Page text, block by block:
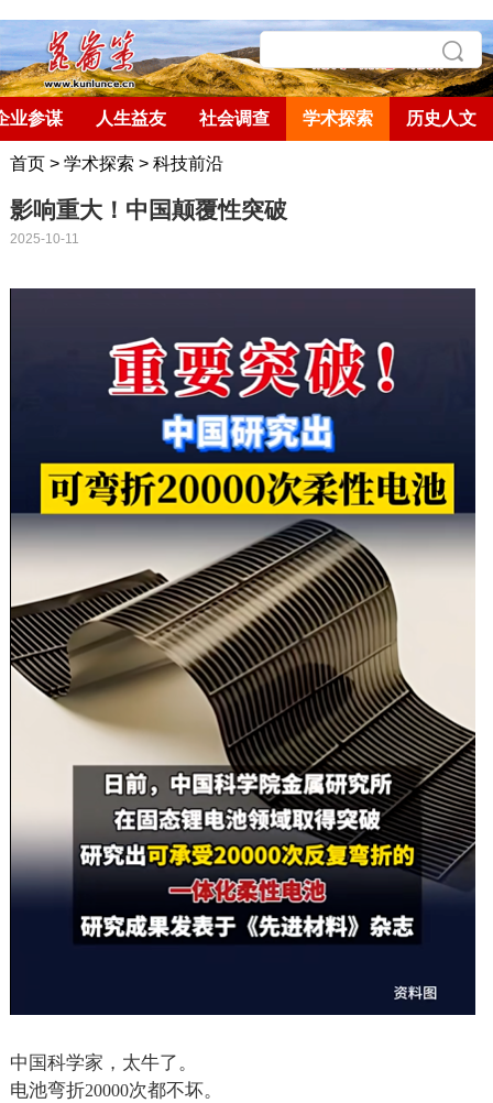
业参谋 人生益友 社会调查 学术探索 历史人文
首页> 学术探索 > 科技前沿
影响重大！中国颠覆性突破
2025-10-11
中国科学家，太牛了。
电池弯折20000次都不坏。